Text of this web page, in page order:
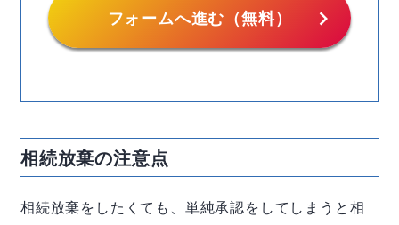
フォームへ進む（無料） chevron_right
相続放棄の注意点
相続放棄をしたくても、単純承認をしてしまうと相